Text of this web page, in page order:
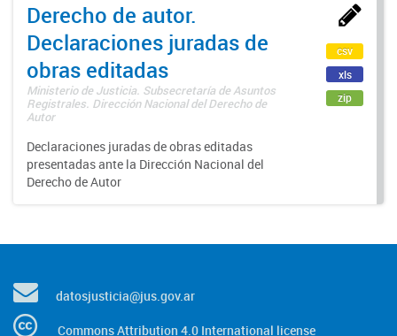
Derecho de autor.
Declaraciones juradas de
obras editadas
Ministerio de Justicia. Subsecretaría de Asuntos
Registrales. Dirección Nacional del Derecho de
Autor
Declaraciones juradas de obras editadas
presentadas ante la Dirección Nacional del
Derecho de Autor
csv
xls
zip
datosjusticia@jus.gov.ar
Commons Attribution 4.0 International license